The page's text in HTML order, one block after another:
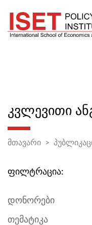
ᲙᲕᲚᲔᲕᲘᲗᲘ
მთავარი
ფილტრაცია:
დონორები
თემატიკა